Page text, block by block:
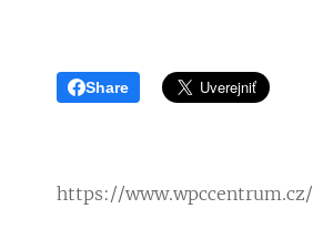
Share
https://www.wpccentrum.cz/